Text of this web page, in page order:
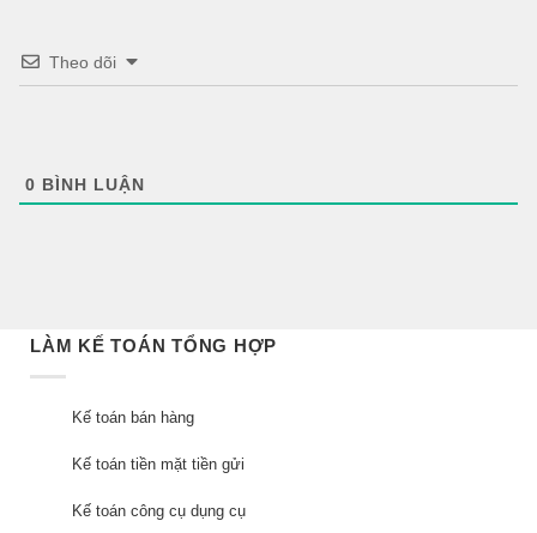
Theo dõi
0 BÌNH LUẬN
LÀM KẾ TOÁN TỔNG HỢP
Kế toán bán hàng
Kế toán tiền mặt tiền gửi
Kế toán công cụ dụng cụ